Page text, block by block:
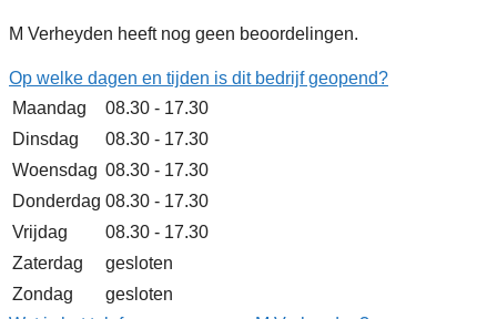
M Verheyden heeft nog geen beoordelingen.
Op welke dagen en tijden is dit bedrijf geopend?
Maandag
08.30 - 17.30
Dinsdag
08.30 - 17.30
Woensdag 08.30 - 17.30
Donderdag 08.30 - 17.30
Vrijdag
08.30 - 17.30
Zaterdag
gesloten
Zondag
gesloten